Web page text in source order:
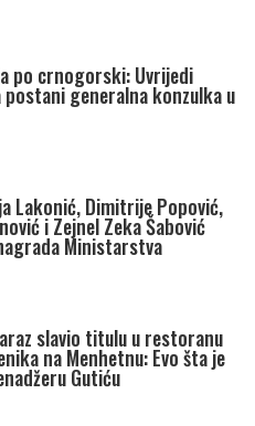
po crnogorski: Uvrijedi
postani generalna konzulka u
Lakonić, Dimitrije Popović,
i Zejnel Zeka Šabović
Ministarstva
slavio titulu u restoranu
na Menhetnu: Evo šta je
Gutiću